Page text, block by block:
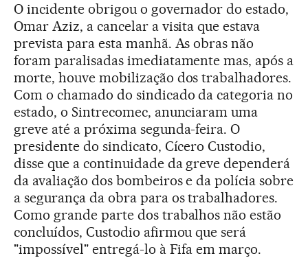
O incidente obrigou o governador do estado,
Omar Aziz, a cancelar a visita que estava
prevista para esta manhã. As obras não
foram paralisadas imediatamente mas, após a
morte, houve mobilização dos trabalhadores.
Com o chamado do sindicado da categoria no
estado, o Sintrecomec, anunciaram uma
greve até a próxima segunda-feira. O
presidente do sindicato, Cícero Custodio,
disse que a continuidade da greve dependerá
da avaliação dos bombeiros e da polícia sobre
a segurança da obra para os trabalhadores.
Como grande parte dos trabalhos não estão
concluídos, Custodio afirmou que será
"impossível" entregá-lo à Fifa em março.